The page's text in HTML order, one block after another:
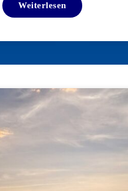
Weiterlesen